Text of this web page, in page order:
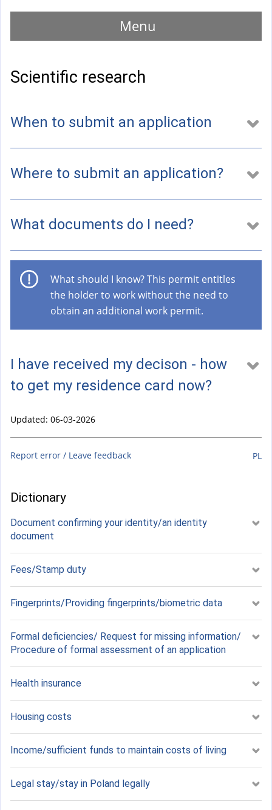
FAQ
x
t
r
n
l
Menu
Scientific research
When to submit an application
Where to submit an application?
What documents do I need?
What should I know? This permit entitles
the holder to work without the need to
obtain an additional work permit.
I have received my decison - how
to get my residence card now?
Updated: 06-03-2026
Report error / Leave feedback PL
Dictionary
Document confirming your identity/an identity
document
Fees/Stamp duty
Fingerprints/Providing fingerprints/biometric data
Formal deficiencies/ Request for missing information/
Procedure of formal assessment of an application
Health insurance
Housing costs
Income/sufficient funds to maintain costs of living
Legal stay/stay in Poland legally